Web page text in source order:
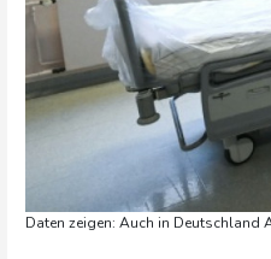
Daten zeigen: Auch in Deutschland